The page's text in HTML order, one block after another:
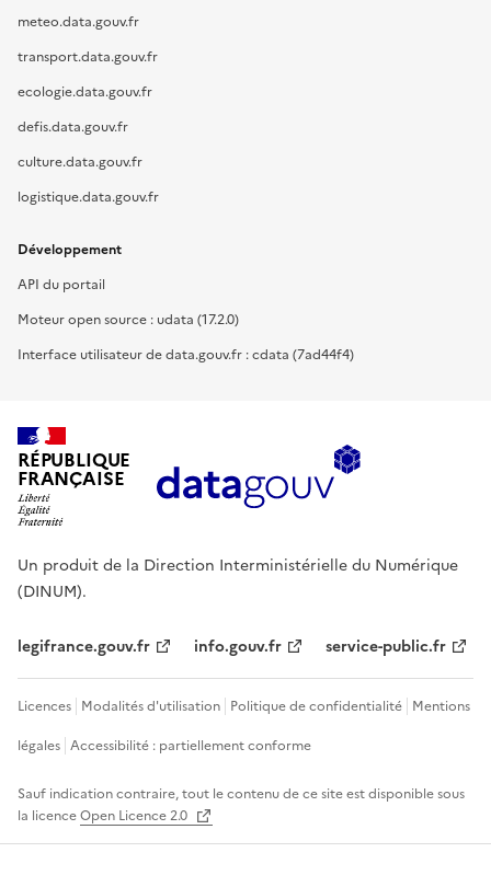
meteo.data.gouv.fr
transport.data.gouv.fr
ecologie.data.gouv.fr
defis.data.gouv.fr
culture.data.gouv.fr
logistique.data.gouv.fr
Développement
API du portail
Moteur open source : udata (17.2.0)
Interface utilisateur de data.gouv.fr : cdata (7ad44f4)
RÉPUBLIQUE
FRANÇAISE
Un produit de la Direction Interministérielle du Numérique
(DINUM).
legifrance.gouv.fr info.gouv.fr service-public.fr
Licences Modalités d'utilisation Politique de confidentialité Mentions
légales Accessibilité : partiellement conforme
Sauf indication contraire, tout le contenu de ce site est disponible sous
la licenceOpen Licence 2.0